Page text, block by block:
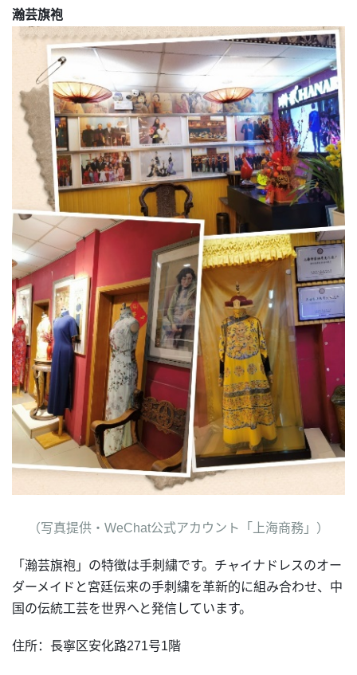
瀚芸旗袍
（写真提供・WeChat公式アカウント「上海商務」）
「瀚芸旗袍」の特徴は手刺繍です。チャイナドレスのオー
ダーメイドと宮廷伝来の手刺繍を革新的に組み合わせ、中
国の伝統工芸を世界へと発信しています。
住所：長寧区安化路271号1階